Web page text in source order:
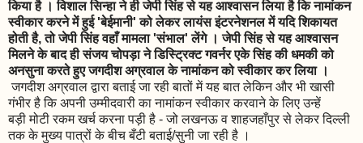
किया है । विशाल सिन्हा ने ही जेपी सिंह से यह आश्वासन लिया है कि नामांकन
स्वीकार करने में हुई 'बेईमानी' को लेकर लायंस इंटरनेशनल में यदि शिकायत
होती है, तो जेपी सिंह वहाँ मामला 'संभाल' लेंगे । जेपी सिंह से यह आश्वासन
मिलने के बाद ही संजय चोपड़ा ने डिस्ट्रिक्ट गवर्नर एके सिंह की धमकी को
अनसुना करते हुए जगदीश अग्रवाल के नामांकन को स्वीकार कर लिया ।
जगदीश अग्रवाल द्वारा बताई जा रही बातों में यह बात लेकिन और भी खासी
गंभीर है कि अपनी उम्मीदवारी का नामांकन स्वीकार करवाने के लिए उन्हें
बड़ी मोटी रकम खर्च करना पड़ी है - जो लखनऊ व शाहजहाँपुर से लेकर दिल्ली
तक के मुख्य पात्रों के बीच बँटी बताई/सुनी जा रही है ।